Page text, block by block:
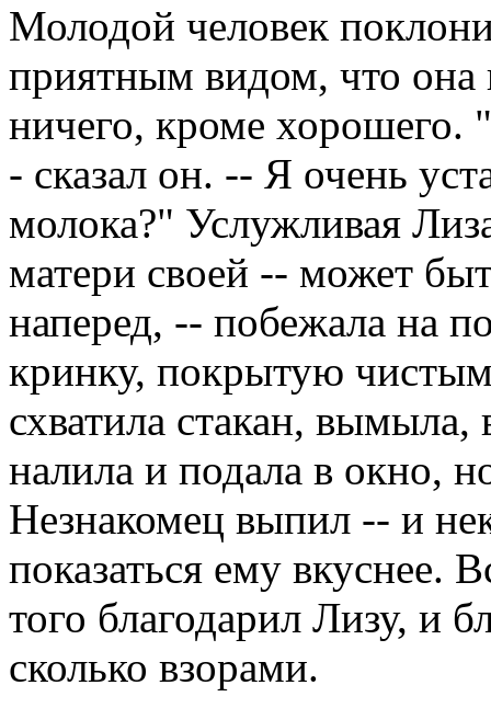
Молодой человек
приятным видом, что она
ничего, кроме хорошего.
- сказал он. -- Я очень
молока?" Услужливая
матери своей -- может
наперед, -- побежала на
кринку, покрытую
схватила стакан,
налила и подала в окно,
Незнакомец выпил -- и
показаться ему вкуснее.
того благодарил Лизу, и
сколько взорами.